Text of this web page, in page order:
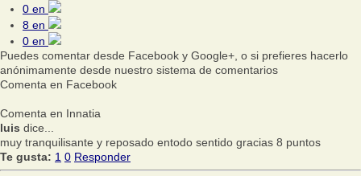
0 en
8 en
0 en
Puedes comentar desde Facebook y Google+, o si prefieres hacerlo
anónimamente desde nuestro sistema de comentarios
Comenta en Facebook
Comenta en Innatia
luis dice...
muy tranquilisante y reposado entodo sentido gracias 8 puntos
Te gusta: 1 0 Responder